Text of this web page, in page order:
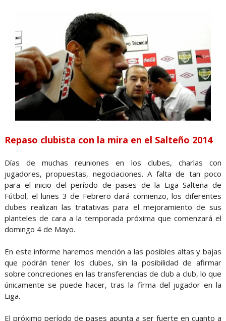
Repaso clubista con la mira en el Salteño 2014
Días de muchas reuniones en los clubes, charlas con
jugadores, propuestas, negociaciones. A falta de tan poco
para el inicio del período de pases de la Liga Salteña de
Fútbol, el lunes 3 de Febrero dará comienzo, los diferentes
clubes realizan las tratativas para el mejoramiento de sus
planteles de cara a la temporada próxima que comenzará el
domingo 4 de Mayo.
En este informe haremos mención a las posibles altas y bajas
que podrán tener los clubes, sin la posibilidad de afirmar
sobre concreciones en las transferencias de club a club, lo que
únicamente se puede hacer, tras la firma del jugador en la
Liga.
El próximo período de pases apunta a ser fuerte en cuanto a